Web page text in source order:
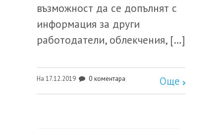
възможност да се допълнят с
информация за други
работодатели, облекчения, […]
На 17.12.2019 0 коментара Още